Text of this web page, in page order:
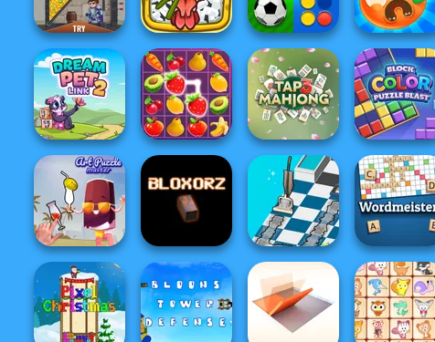
Draw To Smash!
Puzzle Fever
Mosaic Artimo
Easter
Worm Out:
Teaser Games
Mind Games for
2-3-4 Player
Giant Sushi:
Merge Master
Game
Rescue Hero
Block Color
Puzzle Blast
Tap 3 Mahjong
Fruit Mahjong
Dream Pet Link 2
Wordmeister
Dusty Maze
Hunter
Bloxorz
Art Puzzle Master